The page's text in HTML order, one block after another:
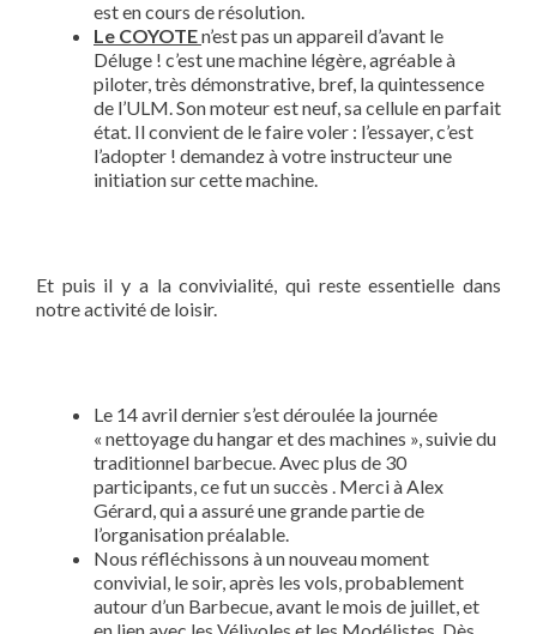
est en cours de résolution.
Le COYOTEn’est pas un appareil d’avant le
Déluge ! c’est une machine légère, agréable à
piloter, très démonstrative, bref, la quintessence
de l’ULM. Son moteur est neuf, sa cellule en parfait
état. Il convient de le faire voler : l’essayer, c’est
l’adopter ! demandez à votre instructeur une
initiation sur cette machine.
Et puis il y a la convivialité, qui reste essentielle dans
notre activité de loisir.
Le 14 avril dernier s’est déroulée la journée
« nettoyage du hangar et des machines », suivie du
traditionnel barbecue. Avec plus de 30
participants, ce fut un succès . Merci à Alex
Gérard, qui a assuré une grande partie de
l’organisation préalable.
Nous réfléchissons à un nouveau moment
convivial, le soir, après les vols, probablement
autour d’un Barbecue, avant le mois de juillet, et